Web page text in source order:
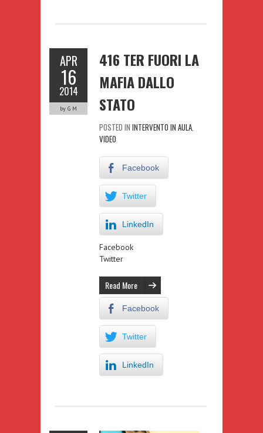
APR
16
2014
by G M
416 TER FUORI LA
MAFIA DALLO
STATO
POSTED IN INTERVENTO IN AULA
VIDEO
Facebook
Twitter
LinkedIn
Facebook
Twitter
Read More
Facebook
Twitter
LinkedIn